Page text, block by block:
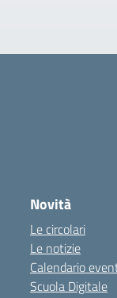
Novità
Le circolari
Le notizie
Calendario
Scuola Digitale